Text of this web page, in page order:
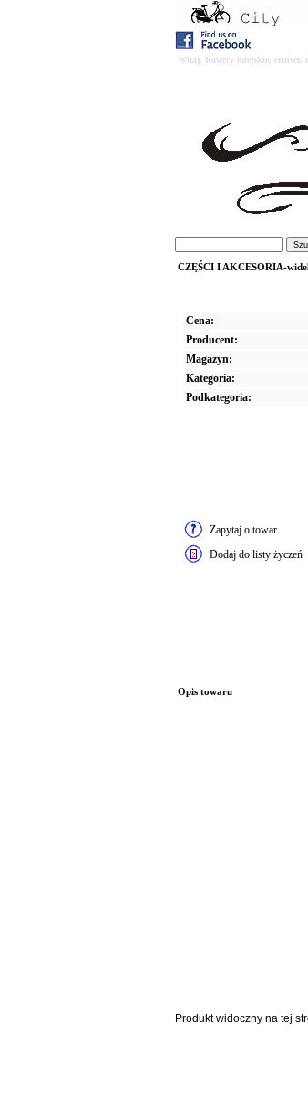
Witaj. Rowery miejskie, cruiser,
CZĘŚCI I AKCESORIA-
Cena:
Producent:
Magazyn:
Kategoria:
Podkategoria:
Zapytaj o towar
Dodaj do listy życzeń
Opis towaru
Produkt widoczny na tej